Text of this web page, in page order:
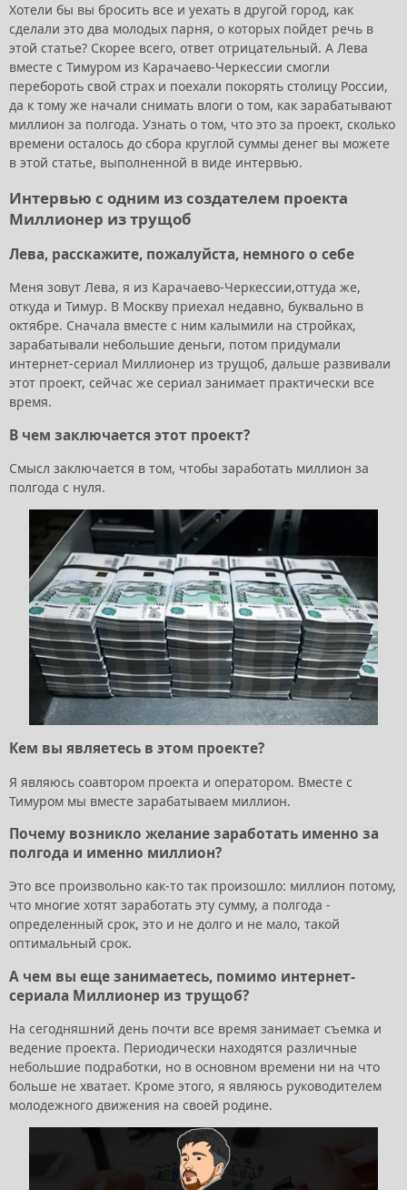
Хотели бы вы бросить все и уехать в другой город, как
сделали это два молодых парня, о которых пойдет речь в
этой статье? Скорее всего, ответ отрицательный. А Лева
вместе с Тимуром из Карачаево-Черкессии смогли
перебороть свой страх и поехали покорять столицу России,
да к тому же начали снимать влоги о том, как зарабатывают
миллион за полгода. Узнать о том, что это за проект, сколько
времени осталось до сбора круглой суммы денег вы можете
в этой статье, выполненной в виде интервью.
Интервью с одним из создателем проекта
Миллионер из трущоб
Лева, расскажите, пожалуйста, немного о себе
Меня зовут Лева, я из Карачаево-Черкессии,оттуда же,
откуда и Тимур. В Москву приехал недавно, буквально в
октябре. Сначала вместе с ним калымили на стройках,
зарабатывали небольшие деньги, потом придумали
интернет-сериал Миллионер из трущоб, дальше развивали
этот проект, сейчас же сериал занимает практически все
время.
В чем заключается этот проект?
Смысл заключается в том, чтобы заработать миллион за
полгода с нуля.
Кем вы являетесь в этом проекте?
Я являюсь соавтором проекта и оператором. Вместе с
Тимуром мы вместе зарабатываем миллион.
Почему возникло желание заработать именно за
полгода и именно миллион?
Это все произвольно как-то так произошло: миллион потому,
что многие хотят заработать эту сумму, а полгода -
определенный срок, это и не долго и не мало, такой
оптимальный срок.
А чем вы еще занимаетесь, помимо интернет-
сериала Миллионер из трущоб?
На сегодняшний день почти все время занимает съемка и
ведение проекта. Периодически находятся различные
небольшие подработки, но в основном времени ни на что
больше не хватает. Кроме этого, я являюсь руководителем
молодежного движения на своей родине.